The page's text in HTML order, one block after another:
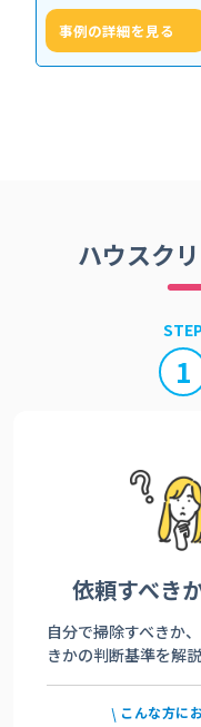
事例の詳細を見る
ハウスク
STEP
1
依頼すべき
自分で掃除すべきか
きかの判断基準を解説
こんな方に